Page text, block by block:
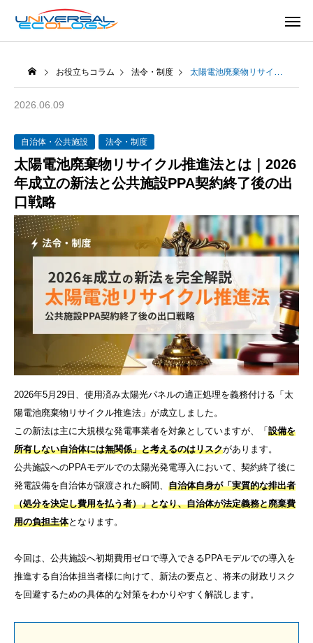
お役立ちコラム 法令・制度 太陽電池廃棄物リサイクル推進法とは｜2026年成立の新法と公共施設PPA契約終了後の出口戦略
2026.06.09
自治体・公共施設 法令・制度
太陽電池廃棄物リサイクル推進法とは｜2026
年成立の新法と公共施設PPA契約終了後の出
口戦略
2026年5月29日、使用済み太陽光パネルの適正処理を義務付ける「太
陽電池廃棄物リサイクル推進法」が成立しました。
この新法は主に大規模な発電事業者を対象としていますが、「 設備を
所有しない自治体には無関係」と考えるのはリスクがあります。
公共施設へのPPAモデルでの太陽光発電導入において、契約終了後に
発電設備を自治体が譲渡された瞬間、 自治体自身が「実質的な排出者
（処分を決定し費用を払う者）」となり、自治体が法定義務と廃棄費
用の負担主体となります。
今回は、公共施設へ初期費用ゼロで導入できるPPAモデルでの導入を
推進する自治体担当者様に向けて、新法の要点と、将来の財政リスク
を回避するための具体的な対策をわかりやすく解説します。